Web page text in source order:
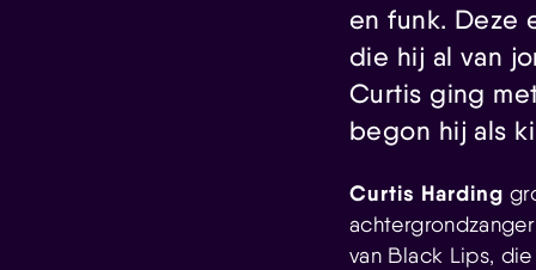
en funk. Deze
die hij al van
Curtis ging
begon hij als
Curtis Harding
van Black Lips,